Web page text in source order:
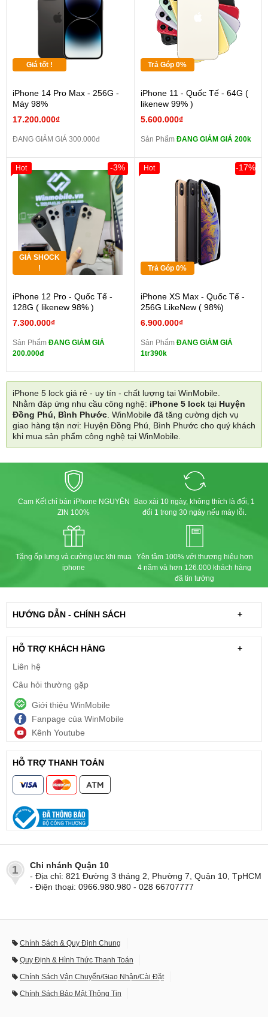
Giá tốt !
iPhone 14 Pro Max - 256G -
Máy 98%
17.200.000₫
ĐANG GIẢM GIÁ 300.000đ
Trả Góp 0%
iPhone 11 - Quốc Tế - 64G (
likenew 99% )
5.600.000₫
Sản Phẩm ĐANG GIẢM GIÁ 200k
GIÁ SHOCK
!
iPhone 12 Pro - Quốc Tế -
128G ( likenew 98% )
7.300.000₫
-3%
Sản Phẩm ĐANG GIẢM GIÁ
200.000đ
Hot
Trả Góp 0%
iPhone XS Max - Quốc Tế -
256G LikeNew ( 98%)
6.900.000₫
-17%
Sản Phẩm ĐANG GIẢM GIÁ
1tr390k
Hot
iPhone 5 lock giá rẻ - uy tín - chất lượng tại WinMobile.
Nhằm đáp ứng nhu cầu công nghệ: iPhone 5 lock tại Huyện
Đồng Phú, Bình Phước. WinMobile đã tăng cường dịch vụ
giao hàng tận nơi: Huyện Đồng Phú, Bình Phước cho quý khách
khi mua sản phẩm công nghệ tại WinMobile.
Cam Kết chỉ bán iPhone NGUYÊN
ZIN 100%
Bao xài 10 ngày, không thích là đổi, 1
đổi 1 trong 30 ngày nếu máy lỗi.
Tặng ốp lưng và cường lực khi mua
iphone
Yên tâm 100% với thương hiệu hơn
4 năm và hơn 126.000 khách hàng
đã tin tưởng
HƯỚNG DẪN - CHÍNH SÁCH +
HỖ TRỢ KHÁCH HÀNG
+
Liên hệ
Câu hỏi thường gặp
Giới thiệu WinMobile
Fanpage của WinMobile
Kênh Youtube
HỖ TRỢ THANH TOÁN
1
Chi nhánh Quận 10
- Địa chỉ: 821 Đường 3 tháng 2, Phường 7, Quận 10, TpHCM
- Điện thoại: 0966.980.980 - 028 66707777
Chính Sách & Quy Định Chung
Quy Định & Hình Thức Thanh Toán
Chính Sách Vận Chuyển/Giao Nhận/Cài Đặt
Chính Sách Bảo Mật Thông Tin